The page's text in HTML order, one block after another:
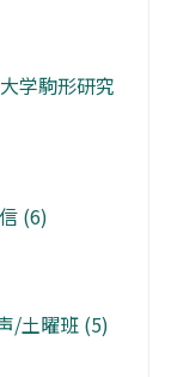
学駒形研究
(6)
/土曜班 (5)